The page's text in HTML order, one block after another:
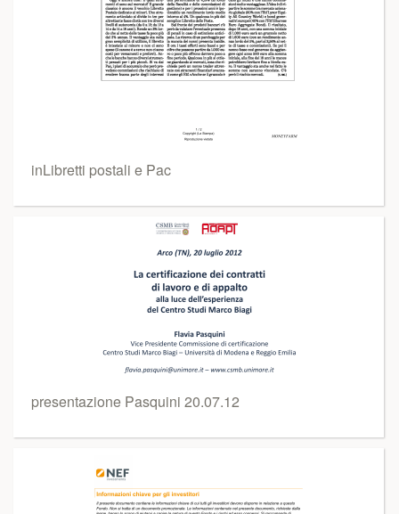
inLibretti postali e Pac
presentazione Pasquini 20.07.12